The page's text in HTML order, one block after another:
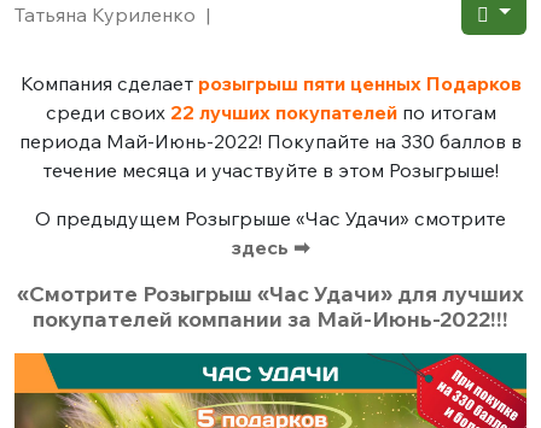
Татьяна Куриленко |
Компания сделает розыгрыш пяти ценных Подарков
среди своих 22 лучших покупателейпо итогам
периода Май-Июнь-2022! Покупайте на 330 баллов в
течение месяца и участвуйте в этом Розыгрыше!
О предыдущем Розыгрыше «Час Удачи» смотрите
здесь ➡
«Смотрите Розыгрыш «Час Удачи» для лучших
покупателей компании за Май-Июнь-2022!!!